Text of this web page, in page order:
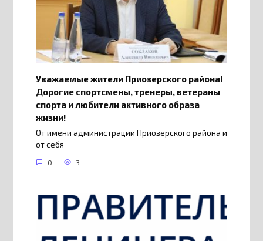
Уважаемые жители Приозерского района!
Дорогие спортсмены, тренеры, ветераны
спорта и любители активного образа
жизни!
От имени администрации Приозерского района и
от себя
0 3